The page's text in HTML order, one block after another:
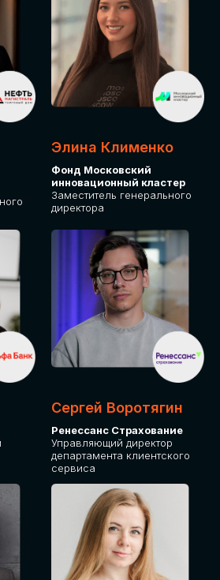
Элина Клименко
Фонд Московский
инновационный кластер
Заместитель генерального
директора
Сергей Воротягин
Ренессанс Страхование
Управляющий директор
департамента клиентского
сервиса
GLOBAL
ваши
Будем